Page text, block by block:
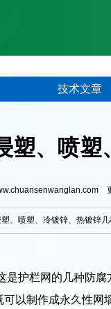
技术文章
塑、喷
喷塑、冷镀锌、热镀锌
护栏网的几种防
以制作成永久性网